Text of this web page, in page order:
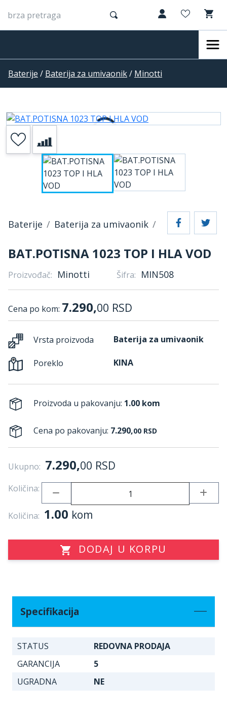
Baterije / Baterija za umivaonik/ Minotti
Baterije Baterija za umivaonik
BAT.POTISNA 1023 TOP I HLA VOD
Proizvođač: Minotti Šifra: MIN508
Cena po kom: 7.290,00 RSD
Vrsta proizvoda Baterija za umivaonik
Poreklo KINA
Proizvoda u pakovanju: 1.00 kom
Cena po pakovanju: 7.290,00 RSD
Ukupno: 7.290,00 RSD
Količina:
Količina: 1.00 kom
DODAJ U KORPU
Specifikacija
STATUS
REDOVNA PRODAJA
GARANCIJA
5
UGRADNA
NE